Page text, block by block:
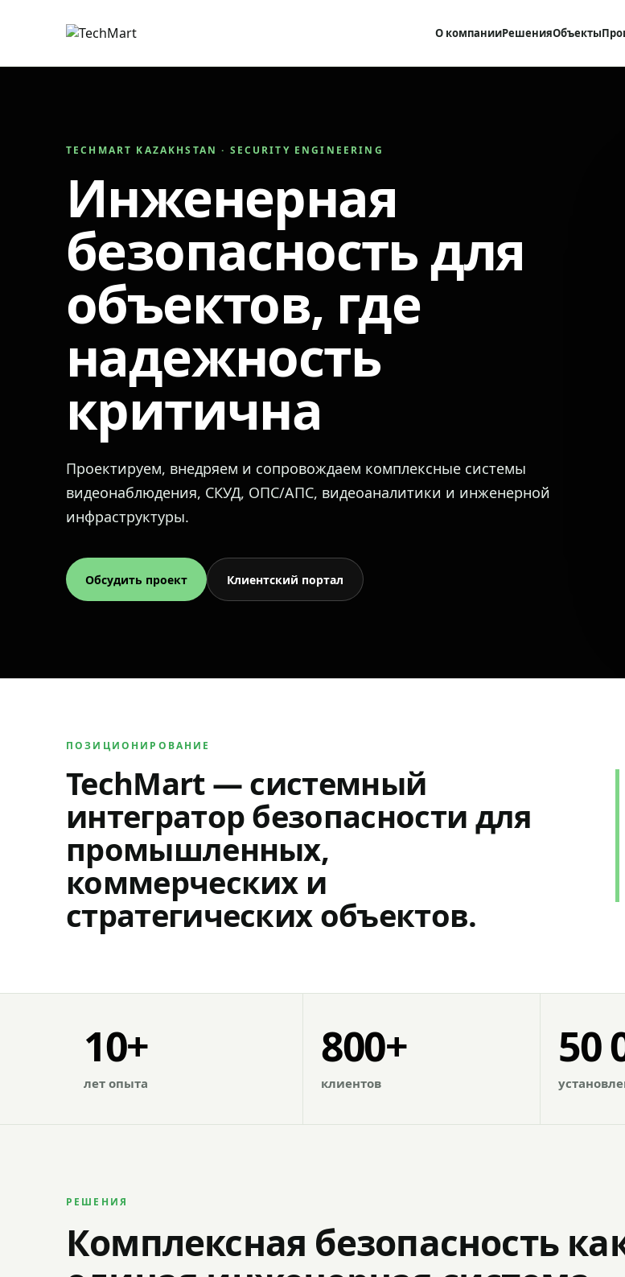
О компанииРешенияОбъекты
TECHMART KAZAKHSTAN · SECURITY ENGINEERING
Инженерная
безопасность для
объектов, где
надежность
критична
Проектируем, внедряем и сопровождаем комплексные системы
видеонаблюдения, СКУД, ОПС/АПС, видеоаналитики и инженерной
инфраструктуры.
Обсудить проект Клиентский портал
ПОЗИЦИОНИРОВАНИЕ
TechMart — системный
интегратор безопасности для
промышленных,
коммерческих и
стратегических объектов.
10+
лет опыта
800+
клиентов
50
РЕШЕНИЯ
Комплексная безопасность